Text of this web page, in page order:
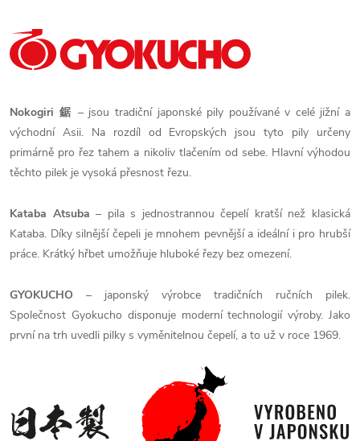
Nokogiri 鋸 – jsou tradiční japonské pily používané v celé jižní a
východní Asii. Na rozdíl od Evropských jsou tyto pily určeny
primárně pro řez tahem a nikoliv tlačením od sebe. Hlavní výhodou
těchto pilek je vysoká přesnost řezu.
Kataba Atsuba – pila s jednostrannou čepelí kratší než klasická
Kataba. Díky silnější čepeli je mnohem pevnější a ideální i pro hrubší
práce. Krátký hřbet umožňuje hluboké řezy bez omezení.
GYOKUCHO – japonský výrobce tradičních ručních pilek.
Společnost Gyokucho disponuje moderní technologií výroby. Jako
první na trh uvedli pilky s vyměnitelnou čepelí, a to už v roce 1969.